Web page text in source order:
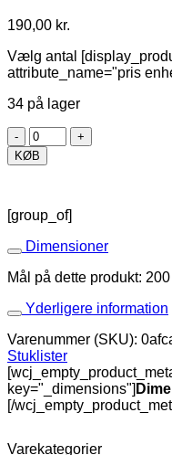
190,00 kr.
Vælg antal
attribute_name="pris
34 på lager
Clara
antal
KØB
[group_of]
Dimensioner
Mål på dette produkt:
Yderligere information
Varenummer (SKU):
Stuklister
key="_dimensions"]
[/
Varekategorier